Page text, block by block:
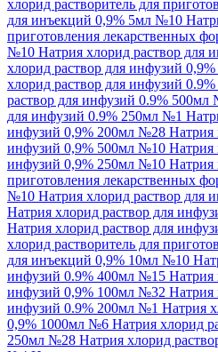
хлорид растворитель для
для инъекций 0,9% 5мл №10
приготовления лекарственных
№10 Натрия хлорид раствор для
хлорид раствор для инфузий
хлорид раствор для инфузий
раствор для инфузий 0.9% 500мл
для инфузий 0.9% 250мл №1
инфузий 0,9% 200мл №28 Натрия
инфузий 0,9% 500мл №10 Натрия
инфузий 0,9% 250мл №10 Натрия
приготовления лекарственных
№10 Натрия хлорид раствор для
Натрия хлорид раствор для
Натрия хлорид раствор для
хлорид растворитель для
для инъекций 0,9% 10мл №10
инфузий 0.9% 400мл №15 Натрия
инфузий 0,9% 100мл №32 Натрия
инфузий 0.9% 200мл №1 Натрия
0,9% 1000мл №6 Натрия хлорид
250мл №28 Натрия хлорид